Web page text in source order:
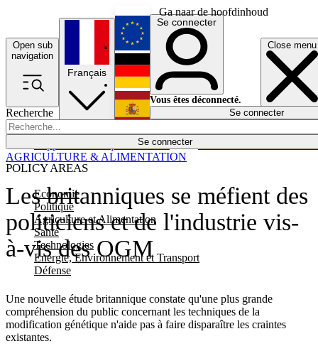
Ga naar de hoofdinhoud
Open sub
navigation
Close menu
Recherche
Se connecter
POLICY AREAS
Economie
Politique
Agriculture et Alimentation
Santé
Technologies
Energie, Environnement et Transport
Défense
Économie
Français
English
Deutsch
Español
Se connecter
Vous êtes déconnecté.
Se connecter
Les britanniques se méfient des
politiciens et de l'industrie vis-
à-vis des OGM
Une nouvelle étude britannique constate qu'une plus grande
compréhension du public concernant les techniques de la
modification génétique n'aide pas à faire disparaître les craintes
existantes.
AGRICULTURE & ALIMENTATION